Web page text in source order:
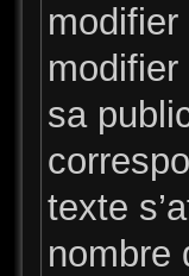
sa
texte
nombre